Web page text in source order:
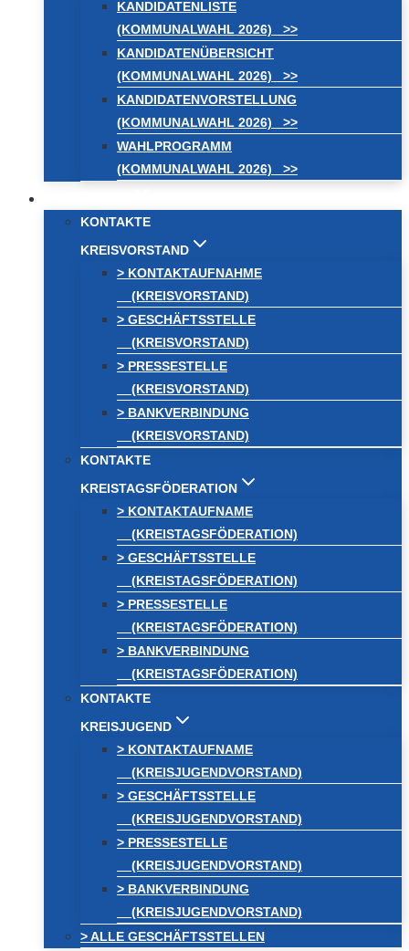
KANDIDATENLISTE
(KOMMUNALWAHL 2026) >>
KANDIDATENÜBERSICHT
(KOMMUNALWAHL 2026) >>
KANDIDATENVORSTELLUNG
(KOMMUNALWAHL 2026) >>
WAHLPROGRAMM
(KOMMUNALWAHL 2026) >>
KONTAKTE
KREISVORSTAND
> KONTAKTAUFNAHME
(KREISVORSTAND)
> GESCHÄFTSSTELLE
(KREISVORSTAND)
> PRESSESTELLE
(KREISVORSTAND)
> BANKVERBINDUNG
(KREISVORSTAND)
KONTAKTE
KREISTAGSFÖDERATION
> KONTAKTAUFNAME
(KREISTAGSFÖDERATION)
> GESCHÄFTSSTELLE
(KREISTAGSFÖDERATION)
> PRESSESTELLE
(KREISTAGSFÖDERATION)
> BANKVERBINDUNG
(KREISTAGSFÖDERATION)
KONTAKTE
KREISJUGEND
> KONTAKTAUFNAME
(KREISJUGENDVORSTAND)
> GESCHÄFTSSTELLE
(KREISJUGENDVORSTAND)
> PRESSESTELLE
(KREISJUGENDVORSTAND)
> BANKVERBINDUNG
(KREISJUGENDVORSTAND)
> ALLE GESCHÄFTSSTELLEN